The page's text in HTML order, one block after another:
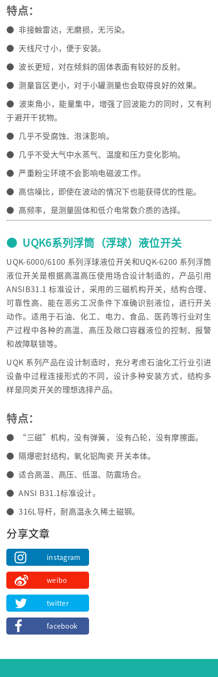
特点：
● 非接触雷达，无磨损，无污染。
● 天线尺寸小，便于安装。
● 波长更短，对在倾斜的固体表面有较好的反射。
● 测量盲区更小，对于小罐测量也会取得良好的效果。
● 波束角小，能量集中，增强了回波能力的同时，又有利
于避开干扰物。
● 几乎不受腐蚀、泡沫影响。
● 几乎不受大气中水蒸气、温度和压力变化影响。
● 严重粉尘环境不会影响电磁波工作。
● 高信噪比，即使在波动的情况下也能获得优的性能。
● 高频率，是测量固体和低介电常数介质的选择。
● UQK6系列浮筒（浮球）液位开关
UQK-6000/6100 系列浮球液位开关和UQK-6200 系列浮筒
液位开关是根据高温高压使用场合设计制造的，产品引用
ANSIB31.1 标准设计，采用的三磁机构开关，结构合理、
可靠性高、能在恶劣工况条件下准确识别液位，进行开关
动作。适用于石油、化工、电力、食品、医药等行业对生
产过程中各种的高温、高压及敞口容器液位的控制、报警
和故障联锁等。
UQK 系列产品在设计制造时，充分考虑石油化工行业引进
设备中过程连接形式的不同，设计多种安装方式，结构多
样是同类开关的理想选择产品。
特点：
● “三磁”机构，没有弹簧， 没有凸轮，没有摩擦面。
● 隔爆密封结构，氧化铝陶瓷 开关本体。
● 适合高温、高压、低温、防震场合。
● ANSI B31.1标准设计。
● 316L导杆，耐高温永久稀土磁钢。
分享文章
instagram
weibo
twitter
facebook